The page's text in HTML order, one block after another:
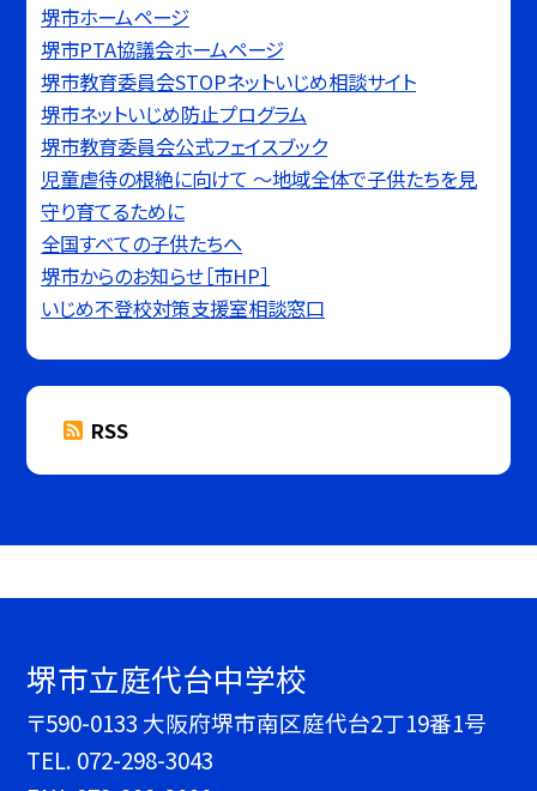
堺市ホームページ
堺市PTA協議会ホームページ
堺市教育委員会STOPネットいじめ相談サイト
堺市ネットいじめ防止プログラム
堺市教育委員会公式フェイスブック
児童虐待の根絶に向けて 〜地域全体で子供たちを見
守り育てるために
全国すべての子供たちへ
堺市からのお知らせ［市HP］
いじめ不登校対策支援室相談窓口
RSS
堺市立庭代台中学校
〒590-0133 大阪府堺市南区庭代台2丁19番1号
TEL. 072-298-3043